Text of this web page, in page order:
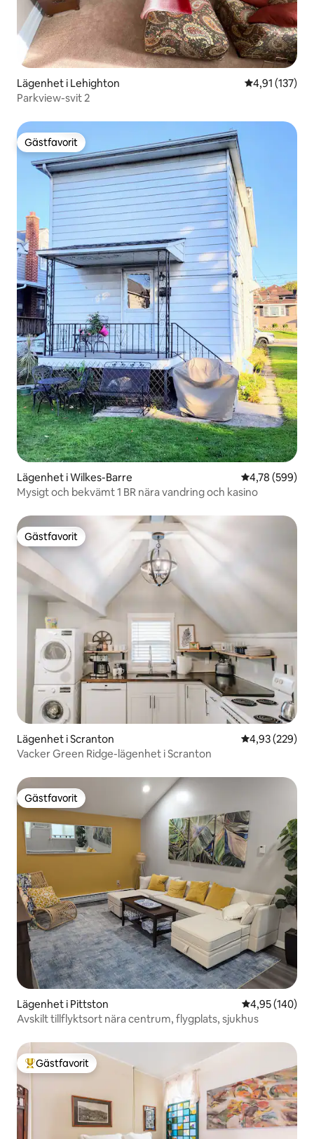
Lägenhet i Lehighton 4,91 av 5 i
4,91 (137)
Parkview-svit 2
Gästfavorit
Gästfavorit
Lägenhet i Wilkes-Barre 4,78 av 5 i
4,78 (599)
Mysigt och bekvämt 1 BR nära vandring och kasino
Gästfavorit
Gästfavorit
Lägenhet i Scranton 4,93 av 5 i
4,93 (229)
Vacker Green Ridge-lägenhet i Scranton
Gästfavorit
Gästfavorit
Lägenhet i Pittston 4,95 av 5 i
4,95 (140)
Avskilt tillflyktsort nära centrum, flygplats, sjukhus
Populär gästfavorit
Gästfavorit